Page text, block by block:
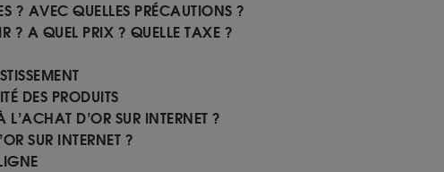
? AVEC QUELLES PRÉCAUTIONS ?
? A QUEL PRIX ? QUELLE TAXE ?
DES PRODUITS
L’ACHAT D’OR SUR INTERNET ?
SUR INTERNET ?